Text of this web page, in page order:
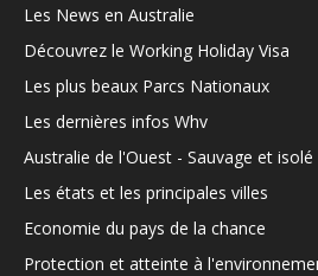
Les News en Australie
Découvrez le Working Holiday Visa
Les plus beaux Parcs Nationaux
Les dernières infos Whv
Australie de l'Ouest - Sauvage et isolé
Les états et les principales villes
Economie du pays de la chance
Protection et atteinte à